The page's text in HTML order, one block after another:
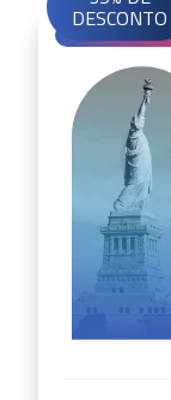
DESCONTO